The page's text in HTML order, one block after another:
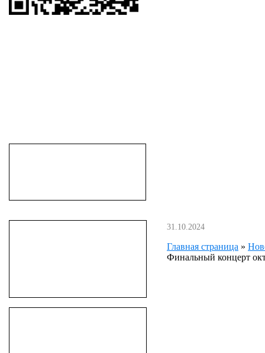
31.10.2024
Главная страница »
Финальный концерт